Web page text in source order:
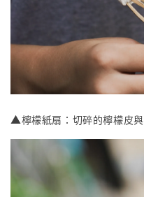
▲檸檬紙扇：切碎的檸檬皮